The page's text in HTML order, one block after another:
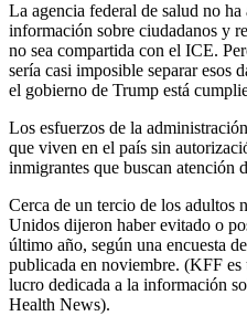
La agencia federal de salud no
información sobre ciudadanos y
no sea compartida con el ICE.
sería casi imposible separar esos
el gobierno de Trump está
Los esfuerzos de la
que viven en el país sin
inmigrantes que buscan atención
Cerca de un tercio de los adultos
Unidos dijeron haber evitado o
último año, según una encuesta de
publicada en noviembre. (KFF
lucro dedicada a la información
Health News).